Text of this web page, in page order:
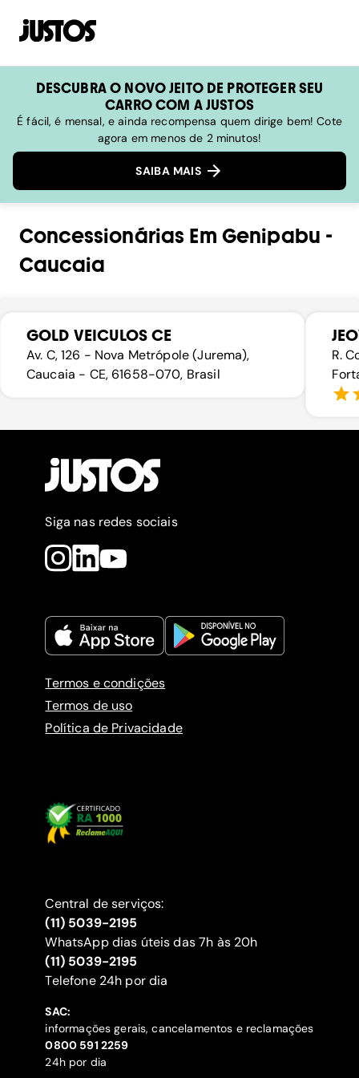
DESCUBRA O NOVO JEITO DE PROTEGER SEU
CARRO COM A JUSTOS
É fácil, é mensal, e ainda recompensa quem dirige bem! Cote
agora em menos de 2 minutos!
SAIBA MAIS
Concessionárias Em Genipabu -
Caucaia
GOLD VEICULOS CE
Av. C, 126 - Nova Metrópole (Jurema),
Caucaia - CE, 61658-070, Brasil
R.
Siga nas redes sociais
Termos e condições
Termos de uso
Política de Privacidade
Central de serviços:
(11) 5039-2195
WhatsApp dias úteis das 7h às 20h
(11) 5039-2195
‍Telefone 24h por dia
SAC:
informações gerais, cancelamentos e reclamações
‍0800 591 2259
24h por dia